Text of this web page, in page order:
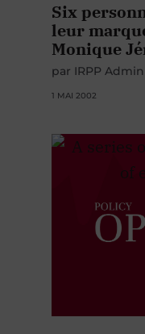
Six
leur
Monique
par IRPP Admin
1 MAI 2002